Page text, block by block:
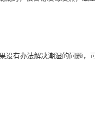
没有办法解决潮湿的问题，